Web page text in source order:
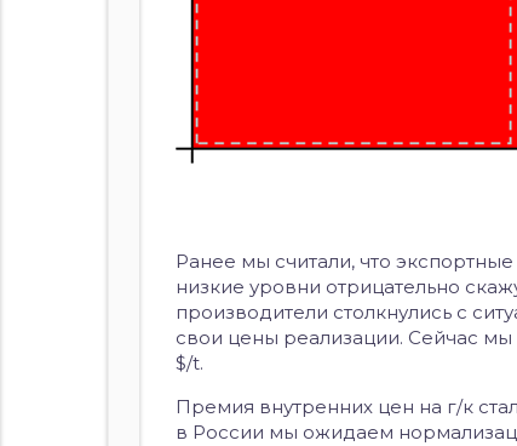
Ранее мы считали, что
низкие уровни отрицательно
производители столкнулись с
свои цены реализации. Сейчас
$/t.
Премия внутренних цен на г/к
в России мы ожидаем